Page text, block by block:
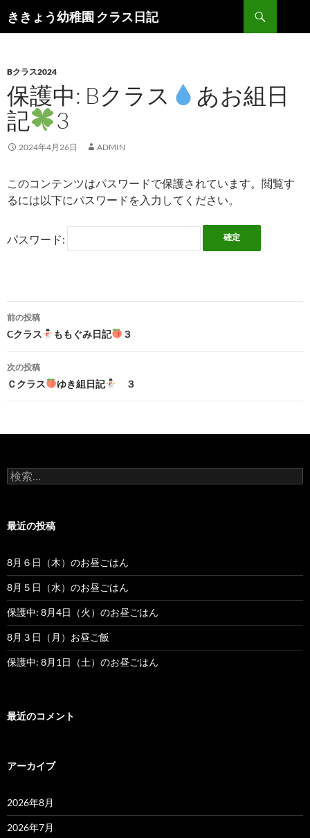
ききょう幼稚園 クラス日記
索
ン
ツ
へ
ス
キ
ッ
Bクラス2024
保護中: Bクラス
あお組日
記
3
2024年4月26日 ADMIN
このコンテンツはパスワードで保護されています。閲覧す
るには以下にパスワードを入力してください。
パスワード:
投
稿
ナ
ゲ
シ
ン
前の投稿
Cクラス ももぐみ日記 ３
次の投稿
Ｃクラス ゆき組日記 ３
検
索
最近の投稿
8月６日（木）のお昼ごはん
8月５日（水）のお昼ごはん
保護中: 8月4日（火）のお昼ごはん
8月３日（月）お昼ご飯
保護中: 8月1日（土）のお昼ごはん
最近のコメント
アーカイブ
2026年8月
2026年7月